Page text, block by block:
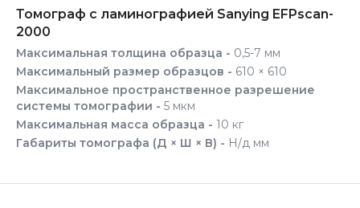
Томограф с ламинографией Sanying EFPscan-
2000
Максимальная толщина образца - 0,5-7 мм
Максимальный размер образцов - 610 × 610
Максимальное пространственное разрешение
системы томографии - 5 мкм
Максимальная масса образца - 10 кг
Габариты томографа (Д × Ш × В) - Н/д мм